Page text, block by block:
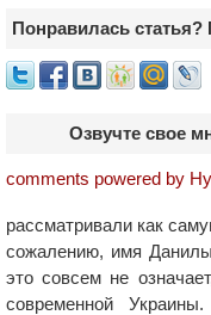
Понравилась статья?
Озвучте свое
comments powered by
рассматривали как
сожалению, имя
это совсем не
современной